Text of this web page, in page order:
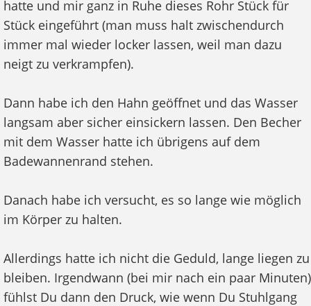
hatte und mir ganz in Ruhe dieses Rohr Stück für
Stück eingeführt (man muss halt zwischendurch
immer mal wieder locker lassen, weil man dazu
neigt zu verkrampfen).
Dann habe ich den Hahn geöffnet und das Wasser
langsam aber sicher einsickern lassen. Den Becher
mit dem Wasser hatte ich übrigens auf dem
Badewannenrand stehen.
Danach habe ich versucht, es so lange wie möglich
im Körper zu halten.
Allerdings hatte ich nicht die Geduld, lange liegen zu
bleiben. Irgendwann (bei mir nach ein paar Minuten)
fühlst Du dann den Druck, wie wenn Du Stuhlgang